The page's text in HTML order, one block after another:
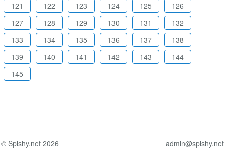
121
122 123 124 125
126
127
128 129 130 131
132
133
134 135 136 137
138
139
140 141 142 143
144
145
© Spishy.net 2026 admin@spishy.net